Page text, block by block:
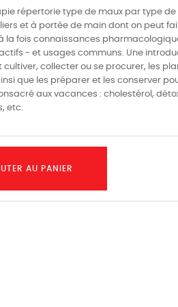
répertorie type de maux par type de
et à portée de main dont on peut
la fois connaissances
- et usages communs. Une
collecter ou se procurer, les
que les préparer et les conserver
aux vacances : cholestérol,
etc.
AU PANIER